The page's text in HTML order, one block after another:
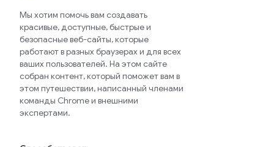
Мы хотим помочь вам создавать
красивые, доступные, быстрые и
безопасные веб-сайты, которые
работают в разных браузерах и для всех
ваших пользователей. На этом сайте
собран контент, который поможет вам в
этом путешествии, написанный членами
команды Chrome и внешними
экспертами.